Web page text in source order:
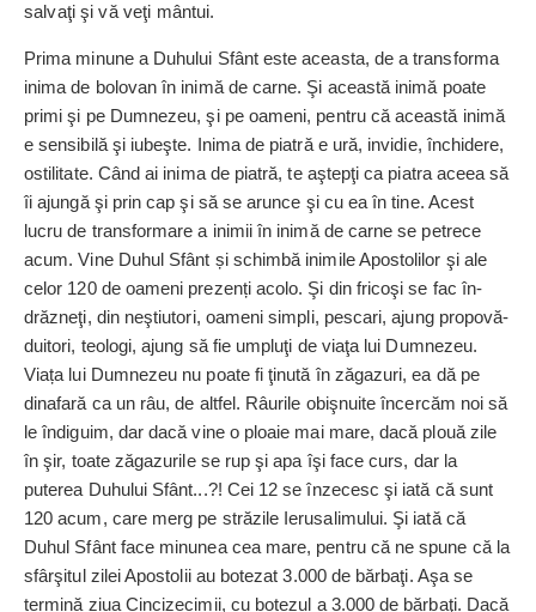
salvaţi şi vă veţi mântui.
Prima minune a Duhului Sfânt este aceasta, de a transforma
inima de bolovan în inimă de carne. Şi această inimă poate
primi şi pe Dumnezeu, şi pe oameni, pentru că această inimă
e sensibilă şi iubeşte. Inima de piatră e ură, invidie, închidere,
ostilitate. Când ai inima de piatră, te aştepţi ca piatra aceea să
îi ajungă şi prin cap şi să se arunce şi cu ea în tine. Acest
lucru de transformare a inimii în inimă de carne se petrece
acum. Vine Duhul Sfânt și schim­bă inimile Apostolilor şi ale
celor 120 de oameni prezenți acolo. Şi din fricoşi se fac în­
drăzneţi, din neştiutori, oameni simpli, pescari, ajung propovă­
duitori, teologi, ajung să fie um­pluţi de viaţa lui Dumnezeu.
Viața lui Dumnezeu nu poate fi ţinută în zăgazuri, ea dă pe
dinafară ca un râu, de altfel. Râurile obiş­nuite încercăm noi să
le îndiguim, dar dacă vine o ploaie mai mare, dacă plouă zile
în şir, toate zăgazurile se rup şi apa îşi face curs, dar la
puterea Duhului Sfânt...?! Cei 12 se înzecesc şi iată că sunt
120 acum, care merg pe străzile Ierusalimului. Şi iată că
Duhul Sfânt face minunea cea mare, pentru că ne spune că la
sfâr­şitul zilei Apostolii au botezat 3.000 de bărbaţi. Aşa se
termină ziua Cincizecimii, cu botezul a 3.000 de băr­baţi. Dacă